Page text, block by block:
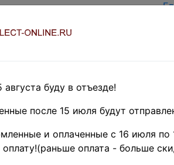
Главная
»
буду в отъезде!
после 15 июля будут
и оплаченные с 16 июля по
оплата - больше